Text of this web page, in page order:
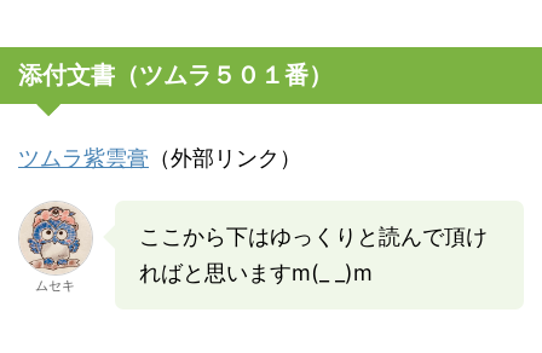
添付文書（ツムラ５０１番）
ツムラ紫雲膏 （外部リンク）
ムセキ
ここから下はゆっくりと読んで頂け
ればと思いますm(_ _)m